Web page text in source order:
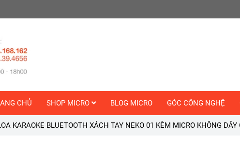
CHỦ SHOP MICRO BLOG MICRO GÓC CÔNG NGHỆ
KARAOKE BLUETOOTH XÁCH TAY NEKO 01 KÈM MICRO KHÔNG